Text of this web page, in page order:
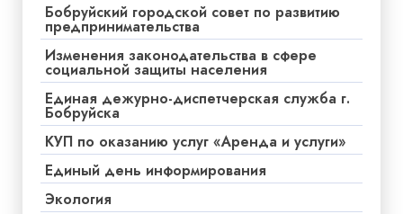
Бобруйский городской совет по развитию
предпринимательства
Изменения законодательства в сфере
социальной защиты населения
Единая дежурно-диспетчерская служба г.
Бобруйска
КУП по оказанию услуг «Аренда и услуги»
Единый день информирования
Экология